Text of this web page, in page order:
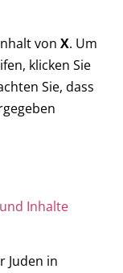
von X. Um
klicken Sie
Sie, dass
Inhalte
Juden in